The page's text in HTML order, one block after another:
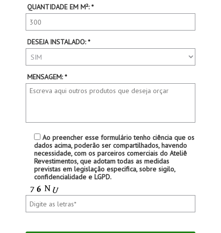
QUANTIDADE EM M²: *
DESEJA INSTALADO: *
MENSAGEM: *
Ao preencher esse formulário tenho ciência que os
dados acima, poderão ser compartilhados, havendo
necessidade, com os parceiros comerciais do Ateliê
Revestimentos, que adotam todas as medidas
previstas em legislação especifica, sobre sigilo,
confidencialidade e LGPD.